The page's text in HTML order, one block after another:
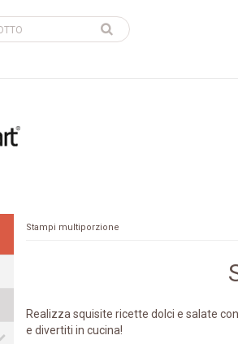
Stampi multiporzione
Realizza squisite ricette dolci e salate
e divertiti in cucina!